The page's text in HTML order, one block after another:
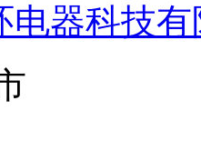
电器科技